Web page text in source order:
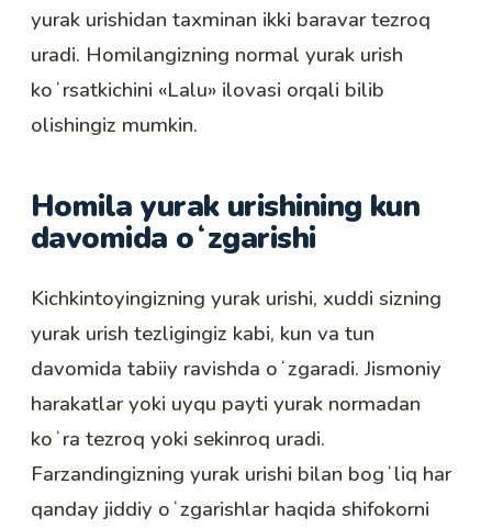
yurak urishidan taxminan ikki baravar tezroq
uradi. Homilangizning normal yurak urish
koʻrsatkichini «Lalu» ilovasi orqali bilib
olishingiz mumkin.
Homila yurak urishining kun
davomida oʻzgarishi
Kichkintoyingizning yurak urishi, xuddi sizning
yurak urish tezligingiz kabi, kun va tun
davomida tabiiy ravishda oʻzgaradi. Jismoniy
harakatlar yoki uyqu payti yurak normadan
koʻra tezroq yoki sekinroq uradi.
Farzandingizning yurak urishi bilan bogʻliq har
qanday jiddiy oʻzgarishlar haqida shifokorni